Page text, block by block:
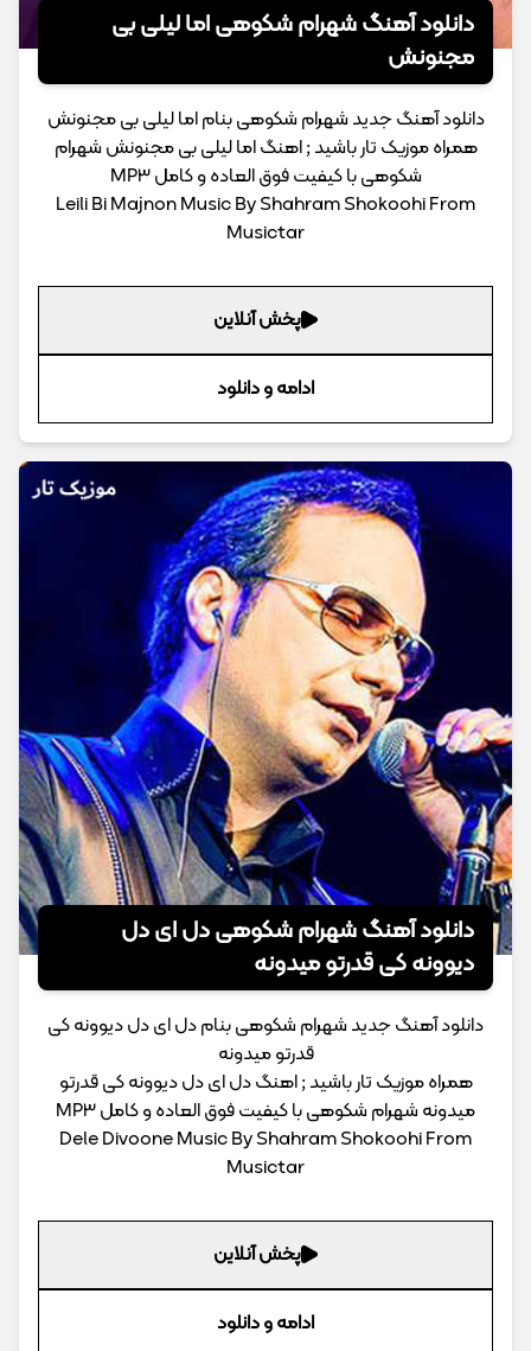
دانلود آهنگ شهرام شکوهی اما لیلی بی
مجنونش
دانلود آهنگ جدید شهرام شکوهی بنام اما لیلی بی مجنونش
همراه موزیک تار باشید ; اهنگ اما لیلی بی مجنونش شهرام
شکوهی با کیفیت فوق العاده و کامل MP3
Leili Bi Majnon Music By Shahram Shokoohi From
Musictar
پخش آنلاین
ادامه و دانلود
دانلود آهنگ شهرام شکوهی دل ای دل
دیوونه کی قدرتو میدونه
دانلود آهنگ جدید شهرام شکوهی بنام دل ای دل دیوونه کی
قدرتو میدونه
همراه موزیک تار باشید ; اهنگ دل ای دل دیوونه کی قدرتو
میدونه شهرام شکوهی با کیفیت فوق العاده و کامل MP3
Dele Divoone Music By Shahram Shokoohi From
Musictar
پخش آنلاین
ادامه و دانلود